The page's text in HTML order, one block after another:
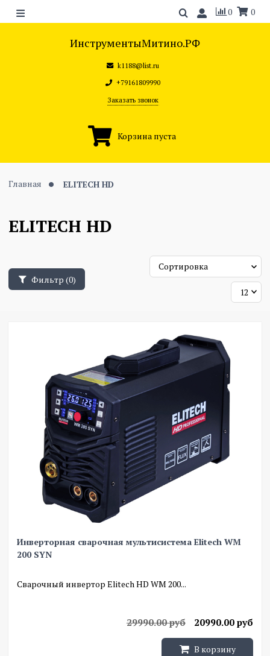
0 0
ИнструментыМитино.РФ
k1188@list.ru
+79161809990
Заказать звонок
Корзина пуста
Главная ELITECH HD
ELITECH HD
Фильтр (0)
Инверторная сварочная мультисистема Elitech WM
200 SYN
Сварочный инвертор Elitech HD WM 200...
20990.00 руб
29990.00 руб
В корзину